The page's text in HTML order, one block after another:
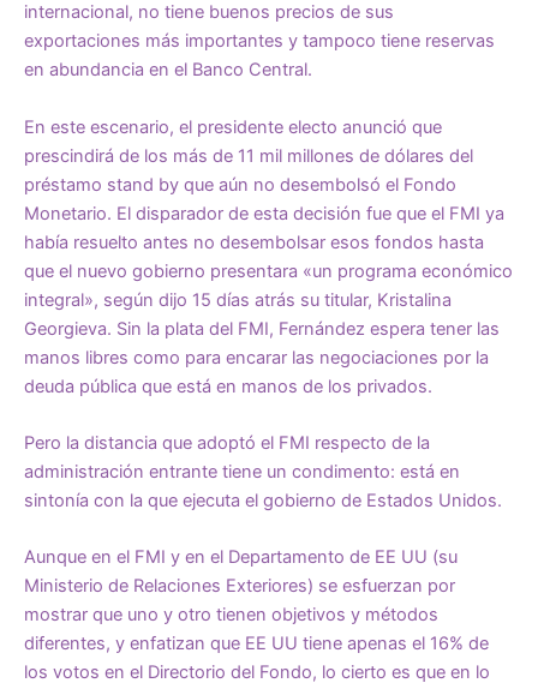
internacional, no tiene buenos precios de sus
exportaciones más importantes y tampoco tiene reservas
en abundancia en el Banco Central.
En este escenario, el presidente electo anunció que
prescindirá de los más de 11 mil millones de dólares del
préstamo stand by que aún no desembolsó el Fondo
Monetario. El disparador de esta decisión fue que el FMI ya
había resuelto antes no desembolsar esos fondos hasta
que el nuevo gobierno presentara «un programa económico
integral», según dijo 15 días atrás su titular, Kristalina
Georgieva. Sin la plata del FMI, Fernández espera tener las
manos libres como para encarar las negociaciones por la
deuda pública que está en manos de los privados.
Pero la distancia que adoptó el FMI respecto de la
administración entrante tiene un condimento: está en
sintonía con la que ejecuta el gobierno de Estados Unidos.
Aunque en el FMI y en el Departamento de EE UU (su
Ministerio de Relaciones Exteriores) se esfuerzan por
mostrar que uno y otro tienen objetivos y métodos
diferentes, y enfatizan que EE UU tiene apenas el 16% de
los votos en el Directorio del Fondo, lo cierto es que en lo